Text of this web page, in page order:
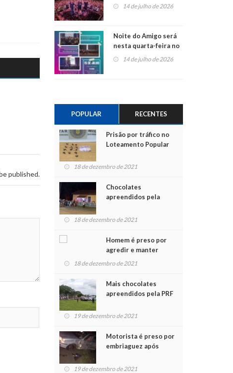
published.
do Jota Quest nos 45
anos da Sicredi Ouro
14 de julho de 2026
Noite do Amigo será
nesta quarta-feira no
Centro de Cultura de
14 de julho de 2026
POPULAR RECENTES
Prisão por tráfico no
Loteamento Popular
18 de dezembro de 2021
Chocolates
apreendidos pela
para crianças na
18 de dezembro de 2021
Homem é preso por
agredir e manter
mulher em cárcere
18 de dezembro de 2021
Mais chocolates
apreendidos pela PRF
crianças no Natal
19 de dezembro de 2021
Motorista é preso por
embriaguez após
feridos
19 de dezembro de 2021